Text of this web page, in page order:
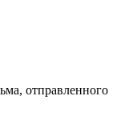
отправленного